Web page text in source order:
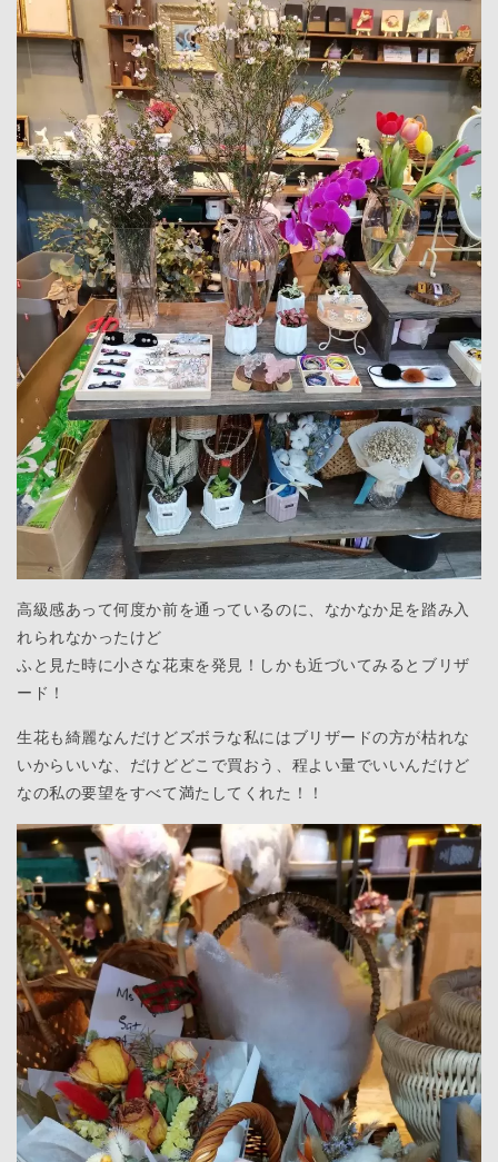
高級感あって何度か前を通っているのに、なかなか足を踏み入
れられなかったけど
ふと見た時に小さな花束を発見！しかも近づいてみるとブリザ
ード！
生花も綺麗なんだけどズボラな私にはブリザードの方が枯れな
いからいいな、だけどどこで買おう、程よい量でいいんだけど
なの私の要望をすべて満たしてくれた！！